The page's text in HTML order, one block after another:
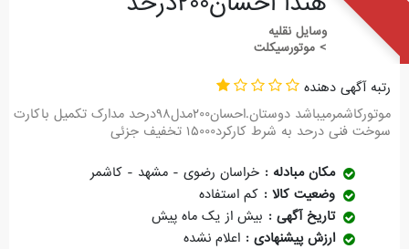
وسایل نقلیه
> موتورسیکلت
رتبه آگهی دهنده
موتورکاشمرمیباشد دوستان.احسان۲۰۰مدل۹۸درحد مدارک تکمیل باکارت
سوخت فنی درحد به شرط کارکرد۱۵۰۰۰ تخفیف جزئی
مکان مبادله
خراسان رضوی - مشهد - کاشمر
وضعیت کالا
کم استفاده
تاریخ آگهی
بیش از یک ماه پیش
ارزش پیشنهادی
اعلام نشده